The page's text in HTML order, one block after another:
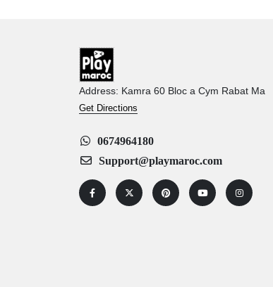
Address: Kamra 60 Bloc a Cym Rabat Ma
Get Directions
0674964180
Support@playmaroc.com